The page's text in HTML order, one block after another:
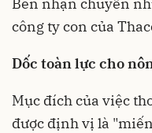
công ty con của
Dốc toàn lực cho
Mục đích của việc
được định vị là